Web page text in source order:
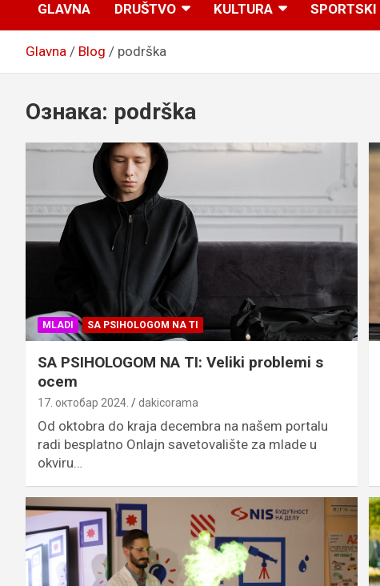
GLAVNA DRUŠTVO KULTURA SPORTSKI
Glavna Blog podrška
Ознака: podrška
MLADI SA PSIHOLOGOM NA TI
SA PSIHOLOGOM NA TI: Veliki problemi s
ocem
17. октобар 2024. dakicorama
Od oktobra do kraja decembra na našem portalu
radi besplatno Onlajn savetovalište za mlade u
okviru…